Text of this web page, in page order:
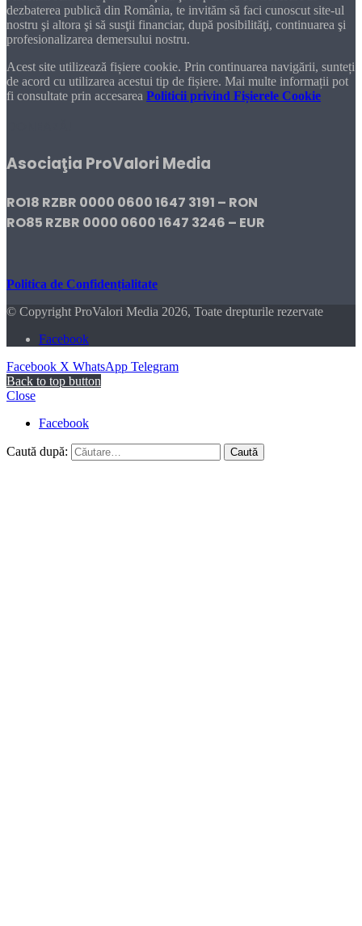
dezbaterea publică din România, te invităm să faci cunoscut site-ul
nostru şi altora şi să susţii financiar, după posibilităţi, continuarea şi
profesionalizarea demersului nostru.
Acest site utilizează fișiere cookie. Prin continuarea navigării, sunteți
de acord cu utilizarea acestui tip de fișiere. Mai multe informații pot
fi consultate prin accesarea Politicii privind Fișierele Cookie
Asociaţia ProValori Media
RO18 RZBR 0000 0600 1647 3191 – RON
RO85 RZBR 0000 0600 1647 3246 – EUR
Politica de Confidențialitate
© Copyright ProValori Media 2026, Toate drepturile rezervate
Facebook
Facebook X WhatsApp Telegram
Back to top button
Close
Facebook
Caută după: